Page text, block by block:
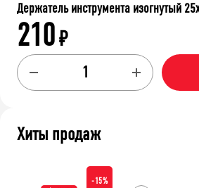
Держатель инструмента изогнутый
210₽
Хиты продаж
-15%